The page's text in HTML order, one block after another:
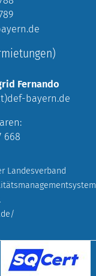
Fernando
bayern.de
668
Landesverband